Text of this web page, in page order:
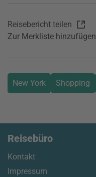
Reisebericht teilen
Zur Merkliste hinzufügen
New York Shopping
Reisebüro
Kontakt
Impressum